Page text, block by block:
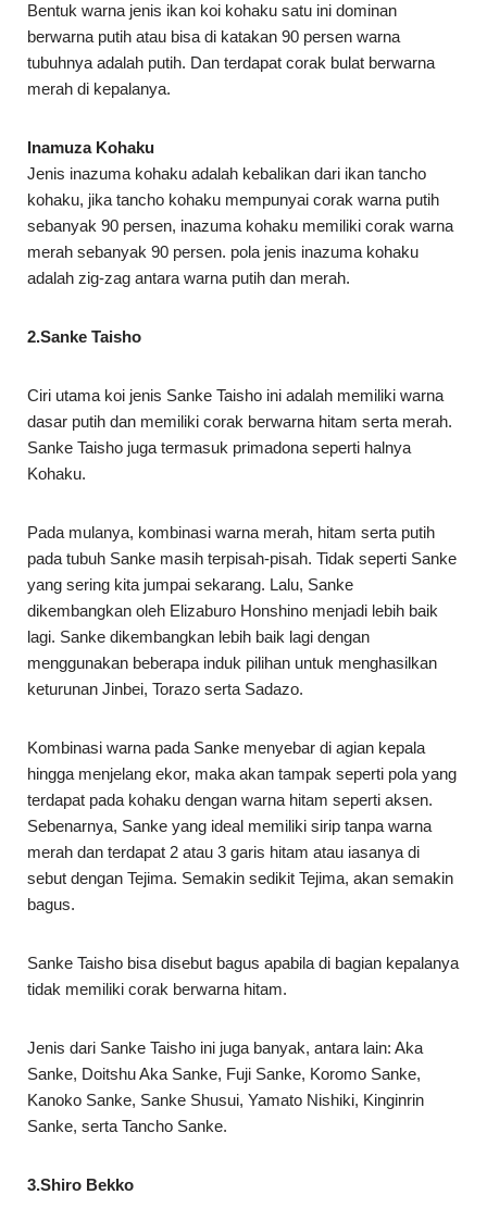
Bentuk warna jenis ikan koi kohaku satu ini dominan
berwarna putih atau bisa di katakan 90 persen warna
tubuhnya adalah putih. Dan terdapat corak bulat berwarna
merah di kepalanya.
Inamuza Kohaku
Jenis inazuma kohaku adalah kebalikan dari ikan tancho
kohaku, jika tancho kohaku mempunyai corak warna putih
sebanyak 90 persen, inazuma kohaku memiliki corak warna
merah sebanyak 90 persen. pola jenis inazuma kohaku
adalah zig-zag antara warna putih dan merah.
2.Sanke Taisho
Ciri utama koi jenis Sanke Taisho ini adalah memiliki warna
dasar putih dan memiliki corak berwarna hitam serta merah.
Sanke Taisho juga termasuk primadona seperti halnya
Kohaku.
Pada mulanya, kombinasi warna merah, hitam serta putih
pada tubuh Sanke masih terpisah-pisah. Tidak seperti Sanke
yang sering kita jumpai sekarang. Lalu, Sanke
dikembangkan oleh Elizaburo Honshino menjadi lebih baik
lagi. Sanke dikembangkan lebih baik lagi dengan
menggunakan beberapa induk pilihan untuk menghasilkan
keturunan Jinbei, Torazo serta Sadazo.
Kombinasi warna pada Sanke menyebar di agian kepala
hingga menjelang ekor, maka akan tampak seperti pola yang
terdapat pada kohaku dengan warna hitam seperti aksen.
Sebenarnya, Sanke yang ideal memiliki sirip tanpa warna
merah dan terdapat 2 atau 3 garis hitam atau iasanya di
sebut dengan Tejima. Semakin sedikit Tejima, akan semakin
bagus.
Sanke Taisho bisa disebut bagus apabila di bagian kepalanya
tidak memiliki corak berwarna hitam.
Jenis dari Sanke Taisho ini juga banyak, antara lain: Aka
Sanke, Doitshu Aka Sanke, Fuji Sanke, Koromo Sanke,
Kanoko Sanke, Sanke Shusui, Yamato Nishiki, Kinginrin
Sanke, serta Tancho Sanke.
3.Shiro Bekko